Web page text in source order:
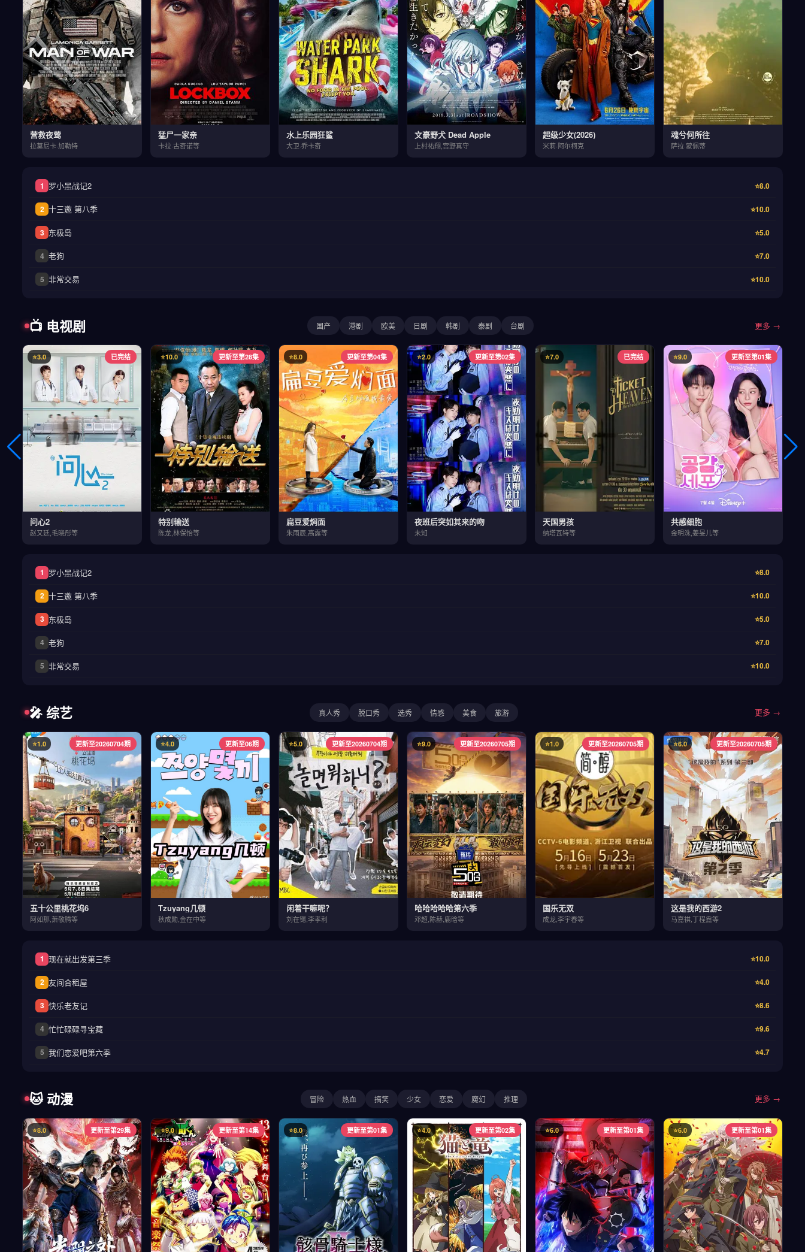
营救夜莺
拉莫尼卡·加勒特
猛尸一家亲
卡拉·古奇诺等
水上乐园狂鲨
大卫·乔卡奇
文豪野犬 Dead Apple
上村祐翔,宫野真守
超级少女(2026)
米莉·阿尔柯克
魂兮何所往
萨拉·蒙佩蒂
1 罗小黑战记2 ⭐8.0
2 十三邀 第八季 ⭐10.0
3 东极岛 ⭐5.0
4 老狗 ⭐7.0
5 非常交易 ⭐10.0
📺 电视剧 国产 港剧 欧美 日剧 韩剧 泰剧 台剧 更多 →
⭐3.0 已完结
问心2
赵又廷,毛晓彤等
⭐10.0 更新至第28集
特别输送
陈龙,林保怡等
⭐8.0 更新至第04集
扁豆爱焖面
朱雨辰,高露等
⭐2.0 更新至第02集
夜班后突如其来的吻
未知
⭐7.0 已完结
天国男孩
纳塔瓦特等
⭐9.0 更新至第01集
共感细胞
金明洙,姜旻儿等
1 罗小黑战记2 ⭐8.0
2 十三邀 第八季 ⭐10.0
3 东极岛 ⭐5.0
4 老狗 ⭐7.0
5 非常交易 ⭐10.0
🎤 综艺 真人秀 脱口秀 选秀 情感 美食 旅游 更多 →
⭐1.0 更新至20260704期
五十公里桃花坞6
阿如那,萧敬腾等
⭐4.0 更新至06期
Tzuyang几顿
秋成勋,金在中等
⭐5.0 更新至20260704期
闲着干嘛呢？
刘在锡,李孝利
⭐9.0 更新至20260705期
哈哈哈哈哈第六季
邓超,陈赫,鹿晗等
⭐1.0 更新至20260705期
国乐无双
成龙,李宇春等
⭐6.0 更新至20260705期
这是我的西游2
马嘉祺,丁程鑫等
1 现在就出发第三季 ⭐10.0
2 友间合租屋 ⭐4.0
3 快乐老友记 ⭐8.6
4 忙忙碌碌寻宝藏 ⭐9.6
5 我们恋爱吧第六季 ⭐4.7
🐱 动漫 冒险 热血 搞笑 少女 恋爱 魔幻 推理 更多 →
⭐8.0 更新至第29集 ⭐9.0 更新至第14集 ⭐8.0 更新至第01集 ⭐4.0 更新至第02集 ⭐6.0 更新至第01集 ⭐6.0 更新至第01集